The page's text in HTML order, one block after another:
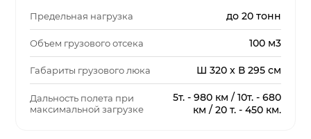
Предельная нагрузка до 20 тонн
Объем грузового отсека 100 м3
Габариты грузового люка Ш 320 х В 295 см
Дальность полета при
максимальной загрузке
5т. - 980 км / 10т. - 680
км / 20 т. - 450 км.